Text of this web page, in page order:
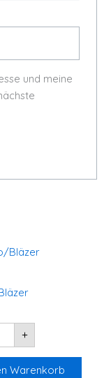
und meine
Bläzer
+
Warenkorb